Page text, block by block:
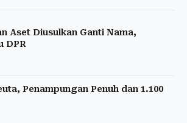
Aset Diusulkan Ganti Nama,
DPR
Penampungan Penuh dan 1.100